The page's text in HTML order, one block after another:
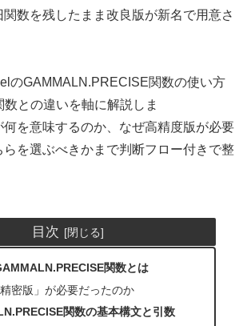
数を残したまま改良版が新名で用意さ
のGAMMALN.PRECISE関数の使い方
との違いを軸に解説しま
何を意味するのか、なぜ高精度版が必要
らを選ぶべきかまで判断フロー付きで整
目次
関数とは
密版」が必要だったのか
関数の基本構文と引数